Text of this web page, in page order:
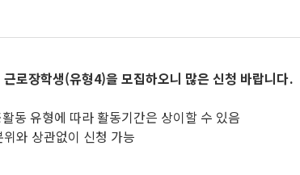
로장학생(유형4)을 모집하오니 많은 신청 바랍니다.
유형에 따라 활동기간은 상이할 수 있음
와 상관없이 신청 가능